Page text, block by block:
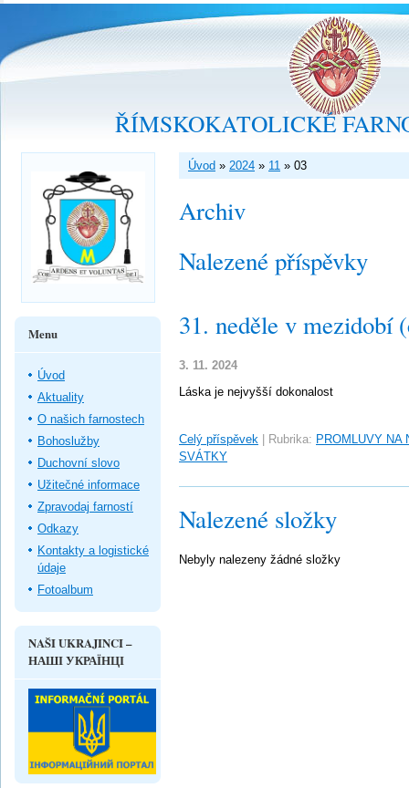
ŘÍMSKOKATOLICKÉ
Úvod » 2024 » 11 » 03
Archiv
Nalezené příspěvky
31. neděle v mezidobí
3. 11. 2024
Láska je nejvyšší dokonalost
Celý příspěvek Rubrika: PROMLUVY NA
SVÁTKY
Nalezené složky
Nebyly nalezeny žádné složky
Menu
Úvod
Aktuality
O našich farnostech
Bohoslužby
Duchovní slovo
Užitečné informace
Zpravodaj farností
Odkazy
Kontakty a logistické
údaje
Fotoalbum
NAŠI UKRAJINCI –
НАШІ УКРАЇНЦІ